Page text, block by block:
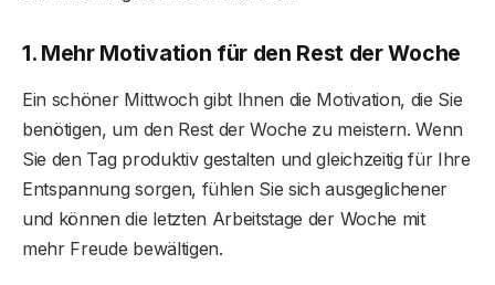
1. Mehr Motivation für den Rest der Woche
Ein schöner Mittwoch gibt Ihnen die Motivation, die Sie
benötigen, um den Rest der Woche zu meistern. Wenn
Sie den Tag produktiv gestalten und gleichzeitig für Ihre
Entspannung sorgen, fühlen Sie sich ausgeglichener
und können die letzten Arbeitstage der Woche mit
mehr Freude bewältigen.